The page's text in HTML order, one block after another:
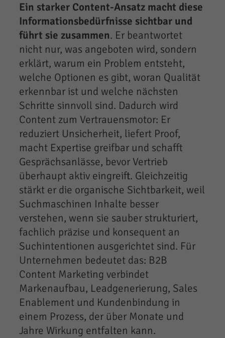
Ein starker Content-Ansatz macht diese
Informationsbedürfnisse sichtbar und
führt sie zusammen. Er beantwortet
nicht nur, was angeboten wird, sondern
erklärt, warum ein Problem entsteht,
welche Optionen es gibt, woran Qualität
erkennbar ist und welche nächsten
Schritte sinnvoll sind. Dadurch wird
Content zum Vertrauensmotor: Er
reduziert Unsicherheit, liefert Proof,
macht Expertise greifbar und schafft
Gesprächsanlässe, bevor Vertrieb
überhaupt aktiv eingreift. Gleichzeitig
stärkt er die organische Sichtbarkeit, weil
Suchmaschinen Inhalte besser
verstehen, wenn sie sauber strukturiert,
fachlich präzise und konsequent an
Suchintentionen ausgerichtet sind. Für
Unternehmen bedeutet das: B2B
Content Marketing verbindet
Markenaufbau, Leadgenerierung, Sales
Enablement und Kundenbindung in
einem Prozess, der über Monate und
Jahre Wirkung entfalten kann.